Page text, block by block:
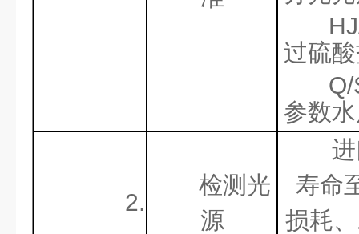
过硫
参数
2.
检测光
源
寿命
损耗